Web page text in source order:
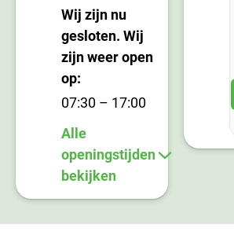
Wij zijn nu
gesloten. Wij
zijn weer open
op:
07:30 – 17:00
Alle
openingstijden
bekijken